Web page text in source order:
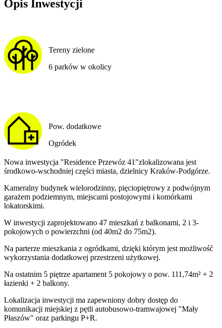
Opis Inwestycji
Tereny zielone
6 parków w okolicy
Pow. dodatkowe
Ogródek
Nowa inwestycja "Residence Przewóz 41"zlokalizowana jest
środkowo-wschodniej części miasta, dzielnicy Kraków-Podgórze.
Kameralny budynek wielorodzinny, pięciopiętrowy z podwójnym
garażem podziemnym, miejscami postojowymi i komórkami
lokatorskimi.
W inwestycji zaprojektowano 47 mieszkań z balkonami, 2 i 3-
pokojowych o powierzchni (od 40m2 do 75m2).
Na parterze mieszkania z ogródkami, dzięki którym jest możliwość
wykorzystania dodatkowej przestrzeni użytkowej.
Na ostatnim 5 piętrze apartament 5 pokojowy o pow. 111,74m² + 2
łazienki + 2 balkony.
Lokalizacja inwestycji ma zapewniony dobry dostęp do
komunikacji miejskiej z pętli autobusowo-tramwajowej "Mały
Płaszów" oraz parkingu P+R.